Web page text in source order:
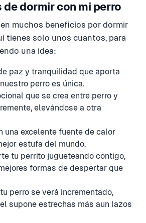
de dormir con mi perro
muchos beneficios por dormir
tienes solo unos cuantos, para
una idea:
paz y tranquilidad que aporta
perro es única.
que se crea entre perro y
elevándose a otra
una excelente fuente de calor
estufa del mundo.
tu perrito jugueteando contigo,
formas de despertar que
perro se verá incrementado,
supone estrechas más aun lazos